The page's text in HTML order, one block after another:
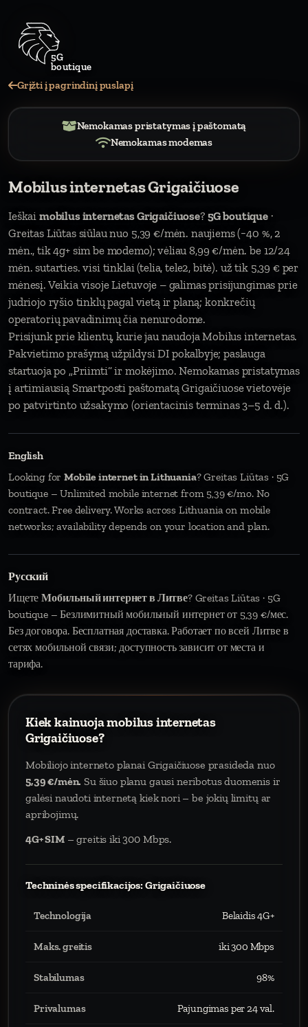
Grįžti į pagrindinį puslapį
Nemokamas pristatymas į paštomatą
Nemokamas modemas
Mobilus internetas Grigaičiuose
Ieškai mobilus internetas Grigaičiuose? 5G boutique·
Greitas Liūtas siūlau nuo 5,39 €/mėn. naujiems (−40 %, 2
mėn., tik 4g+ sim be modemo); vėliau 8,99 €/mėn. be 12/24
mėn. sutarties. visi tinklai (telia, tele2, bitė). už tik 5,39 € per
mėnesį. Veikia visoje Lietuvoje – galimas prisijungimas prie
judriojo ryšio tinklų pagal vietą ir planą; konkrečių
operatorių pavadinimų čia nenurodome.
Prisijunk prie klientų, kurie jau naudoja Mobilus internetas.
Pakvietimo prašymą užpildysi DI pokalbyje; paslauga
startuoja po „Priimti“ ir mokėjimo. Nemokamas pristatymas
į artimiausią Smartposti paštomatą Grigaičiuose vietovėje
po patvirtinto užsakymo (orientacinis terminas 3–5 d. d.).
English
Looking forMobile internet in Lithuania? Greitas Liūtas · 5G
boutique – Unlimited mobile internet from 5,39 €/mo. No
contract. Free delivery. Works across Lithuania on mobile
networks; availability depends on your location and plan.
Русский
ИщетеМобильный интернет в Литве? Greitas Liūtas · 5G
boutique – Безлимитный мобильный интернет от 5,39 €/мес.
Без договора. Бесплатная доставка. Работает по всей Литве в
сетях мобильной связи; доступность зависит от места и
тарифа.
Kiek kainuoja mobilus internetas
Grigaičiuose?
Mobiliojo interneto planai Grigaičiuose prasideda nuo
5,39 €/mėn. Su šiuo planu gausi neribotus duomenis ir
galėsi naudoti internetą kiek nori – be jokių limitų ar
apribojimų.
4G+ SIM– greitis iki 300 Mbps.
Techninės specifikacijos: Grigaičiuose
Technologija Belaidis 4G+
Maks. greitis iki 300 Mbps
Stabilumas 98%
Privalumas Pajungimas per 24 val.